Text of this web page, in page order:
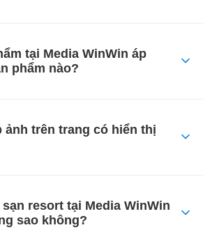
tại Media WinWin áp
phẩm nào?
ảnh trên trang có hiển thị
resort tại Media WinWin
sao không?